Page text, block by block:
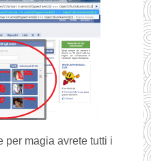
per magia avrete tutti i